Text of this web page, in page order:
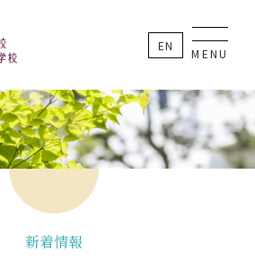
EN
MENU
新着情報